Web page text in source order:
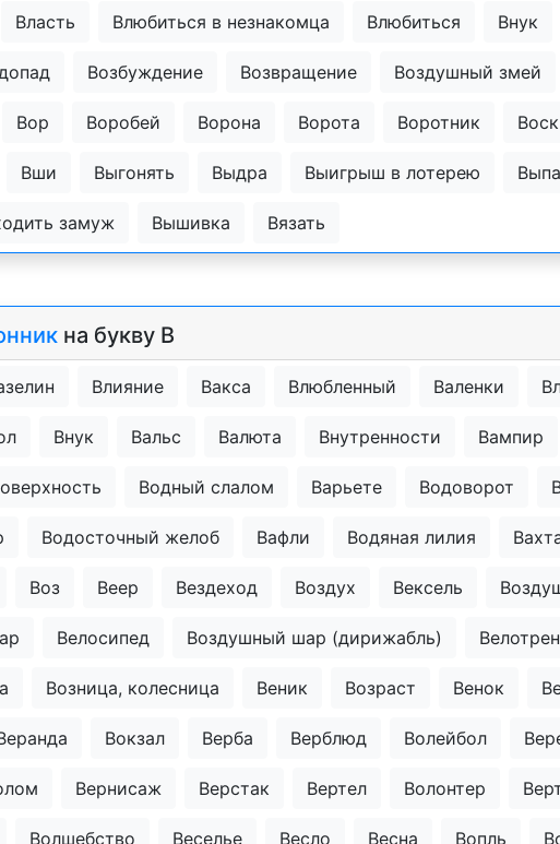
Власть Влюбиться в незнакомца Влюбиться Внук
Возбуждение Возвращение Воздушный змей
Вор Воробей Ворона Ворота Воротник Воск
Вши Выгонять Выдра Выигрыш в лотерею
замуж Вышивка Вязать
на букву В
Влияние Вакса Влюбленный Валенки
Внук Вальс Валюта Внутренности Вампир
Водный слалом Варьете Водоворот
Водосточный желоб Вафли Водяная лилия
Воз Веер Вездеход Воздух Вексель
Велосипед Воздушный шар (дирижабль)
Возница, колесница Веник Возраст Венок
Вокзал Верба Верблюд Волейбол
Вернисаж Верстак Вертел Волонтер
Волшебство Веселье Весло Весна Вопль